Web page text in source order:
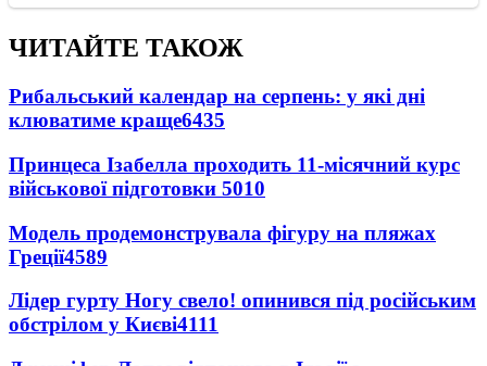
ЧИТАЙТЕ ТАКОЖ
Рибальський календар на серпень: у які дні
клюватиме краще6435
Принцеса Ізабелла проходить 11-місячний курс
військової підготовки 5010
Модель продемонструвала фігуру на пляжах
Греції4589
Лідер гурту Ногу свело! опинився під російським
обстрілом у Києві4111